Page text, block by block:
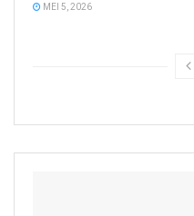
MEI 5, 2026